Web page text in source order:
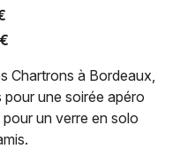
Chartrons à Bordeaux,
une soirée apéro
un verre en solo